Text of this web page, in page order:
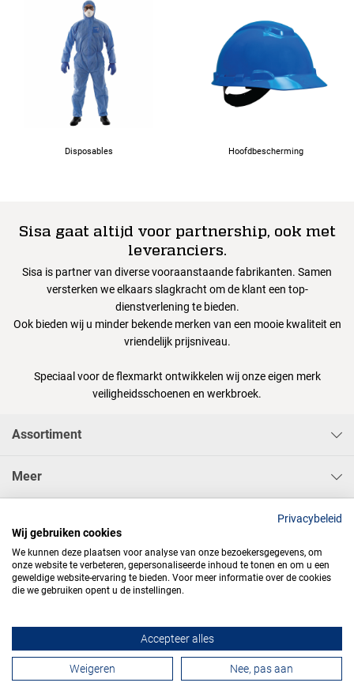
Disposables Hoofdbescherming
Sisa gaat altijd voor partnership, ook met
leveranciers.
Sisa is partner van diverse vooraanstaande fabrikanten. Samen
versterken we elkaars slagkracht om de klant een top-
dienstverlening te bieden.
Ook bieden wij u minder bekende merken van een mooie kwaliteit en
vriendelijk prijsniveau.
Speciaal voor de flexmarkt ontwikkelen wij onze eigen merk
veiligheidsschoenen en werkbroek.
Assortiment
Meer
Algemene voorwaarden Privacy Webdesign
Contactformulier
Privacybeleid
Wij gebruiken cookies
We kunnen deze plaatsen voor analyse van onze bezoekersgegevens, om
onze website te verbeteren, gepersonaliseerde inhoud te tonen en om u een
geweldige website-ervaring te bieden. Voor meer informatie over de cookies
die we gebruiken opent u de instellingen.
Accepteer alles
Weigeren Nee, pas aan